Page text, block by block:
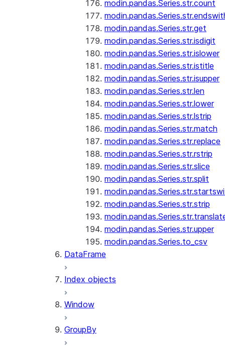
modin.pandas.Series.str.count
modin.pandas.Series.str.get
modin.pandas.Series.str.isdigit
modin.pandas.Series.str.islower
modin.pandas.Series.str.istitle
modin.pandas.Series.str.isupper
modin.pandas.Series.str.len
modin.pandas.Series.str.lower
modin.pandas.Series.str.lstrip
modin.pandas.Series.str.match
modin.pandas.Series.str.replace
modin.pandas.Series.str.rstrip
modin.pandas.Series.str.slice
modin.pandas.Series.str.split
modin.pandas.Series.str.strip
modin.pandas.Series.str.upper
modin.pandas.Series.to_csv
DataFrame
Index objects
Window
GroupBy